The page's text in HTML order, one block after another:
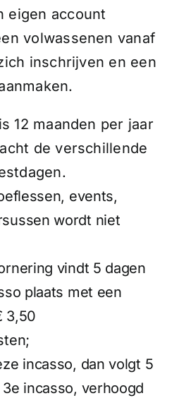
eigen account
volwassenen vanaf
inschrijven en een
12 maanden per jaar
de verschillende
events,
wordt niet
vindt 5 dagen
plaats met een
3,50
incasso, dan volgt 5
incasso, verhoogd